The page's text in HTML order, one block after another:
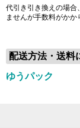
代引き引き換えの場合
ませんが手数料がかか
配送方法・送料
ゆうパック